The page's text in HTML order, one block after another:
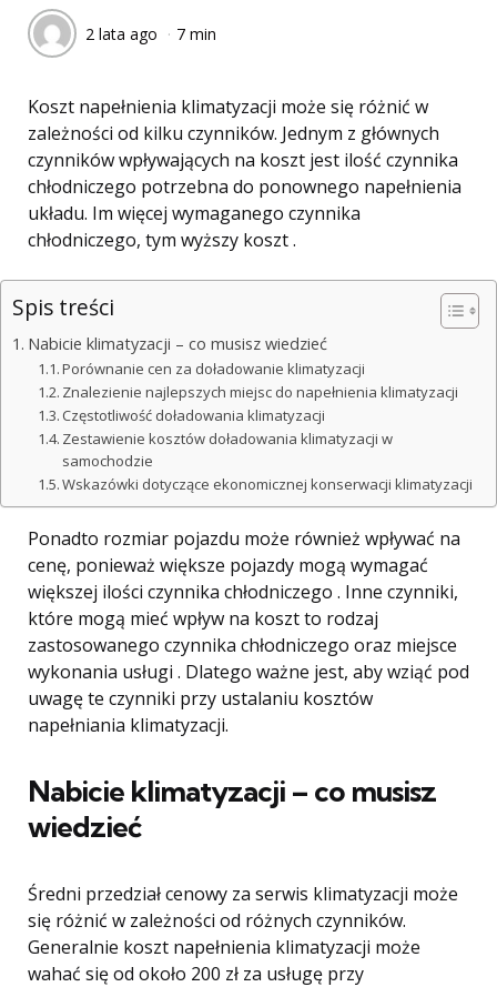
2 lata ago 7 min
Koszt napełnienia klimatyzacji może się różnić w
zależności od kilku czynników. Jednym z głównych
czynników wpływających na koszt jest ilość czynnika
chłodniczego potrzebna do ponownego napełnienia
układu. Im więcej wymaganego czynnika
chłodniczego, tym wyższy koszt .
Spis treści
Nabicie klimatyzacji – co musisz wiedzieć
Porównanie cen za doładowanie klimatyzacji
Znalezienie najlepszych miejsc do napełnienia klimatyzacji
Częstotliwość doładowania klimatyzacji
Zestawienie kosztów doładowania klimatyzacji w
samochodzie
Wskazówki dotyczące ekonomicznej konserwacji klimatyzacji
Ponadto rozmiar pojazdu może również wpływać na
cenę, ponieważ większe pojazdy mogą wymagać
większej ilości czynnika chłodniczego . Inne czynniki,
które mogą mieć wpływ na koszt to rodzaj
zastosowanego czynnika chłodniczego oraz miejsce
wykonania usługi . Dlatego ważne jest, aby wziąć pod
uwagę te czynniki przy ustalaniu kosztów
napełniania klimatyzacji.
Nabicie klimatyzacji – co musisz
wiedzieć
Średni przedział cenowy za serwis klimatyzacji może
się różnić w zależności od różnych czynników.
Generalnie koszt napełnienia klimatyzacji może
wahać się od około 200 zł za usługę przy